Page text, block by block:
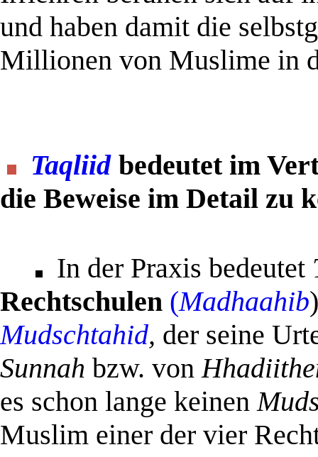
und haben damit die
Millionen von Muslime in
Taqliid bedeutet im
die Beweise im Detail zu
In der Praxis bedeutet
Rechtschulen (Madhaahib)
Mudschtahid, der seine
Sunnah bzw. von
es schon lange keinen
Muslim einer der vier